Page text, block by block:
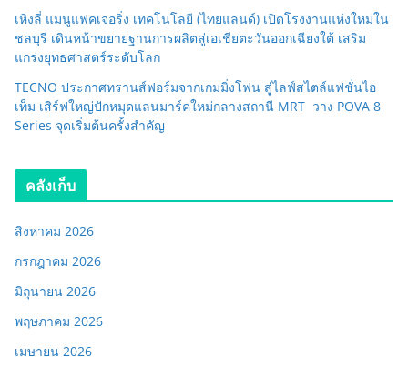
เหิงลี่ แมนูแฟคเจอริ่ง เทคโนโลยี (ไทยแลนด์) เปิดโรงงานแห่งใหม่ใน
ชลบุรี เดินหน้าขยายฐานการผลิตสู่เอเชียตะวันออกเฉียงใต้ เสริม
แกร่งยุทธศาสตร์ระดับโลก
TECNO ประกาศทรานส์ฟอร์มจากเกมมิ่งโฟน สู่ไลฟ์สไตล์แฟชั่นไอ
เท็ม เสิร์ฟใหญ่ปักหมุดแลนมาร์คใหม่กลางสถานี MRT วาง POVA 8
Series จุดเริ่มต้นครั้งสำคัญ
คลังเก็บ
สิงหาคม 2026
กรกฎาคม 2026
มิถุนายน 2026
พฤษภาคม 2026
เมษายน 2026